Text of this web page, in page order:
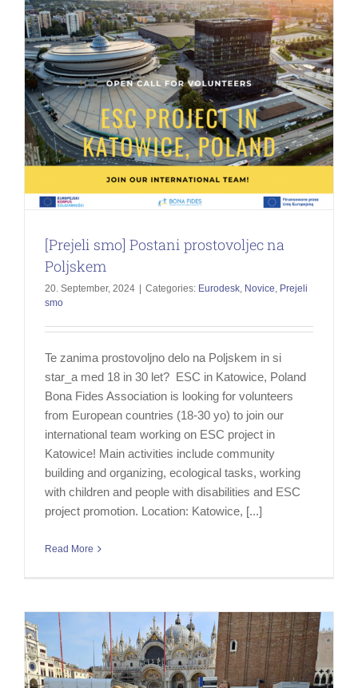
[Prejeli smo] Postani prostovoljec na
Poljskem
20. September, 2024 | Categories: Eurodesk, Novice, Prejeli
smo
Te zanima prostovoljno delo na Poljskem in si
star_a med 18 in 30 let? ESC in Katowice, Poland
Bona Fides Association is looking for volunteers
from European countries (18-30 yo) to join our
international team working on ESC project in
Katowice! Main activities include community
building and organizing, ecological tasks, working
with children and people with disabilities and ESC
project promotion. Location: Katowice, [...]
Read More